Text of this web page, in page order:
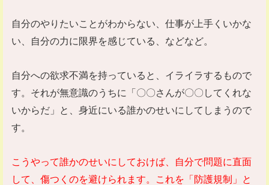
自分のやりたいことがわからない、仕事が上手くいかな
い、自分の力に限界を感じている、などなど。
自分への欲求不満を持っていると、イライラするもので
す。それが無意識のうちに「〇〇さんが〇〇してくれな
いからだ」と、身近にいる誰かのせいにしてしまうので
す。
こうやって誰かのせいにしておけば、自分で問題に直面
して、傷つくのを避けられます。これを「防護規制」と